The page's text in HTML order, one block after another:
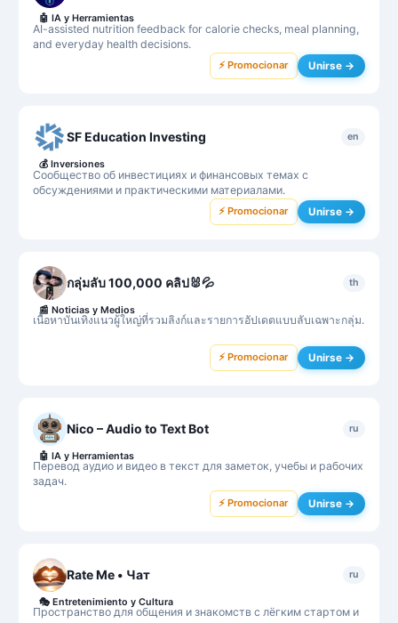
AI-assisted nutrition feedback for calorie checks, meal planning,
and everyday health decisions.
🤖 IA y Herramientas
⚡ Promocionar Unirse →
SF Education Investing en
Сообщество об инвестициях и финансовых темах с
обсуждениями и практическими материалами.
💰 Inversiones
⚡ Promocionar Unirse →
กลุ่มลับ 100,000 คลิป🐰💦 th
เนื้อหาบันเทิงแนวผู้ใหญ่ที่รวมลิงก์และรายการอัปเดตแบบลับเฉพาะกลุ่ม.
📰 Noticias y Medios
⚡ Promocionar Unirse →
Nico – Audio to Text Bot ru
Перевод аудио и видео в текст для заметок, учебы и рабочих
задач.
🤖 IA y Herramientas
⚡ Promocionar Unirse →
Rate Me • Чат ru
Пространство для общения и знакомств с лёгким стартом и
🎭 Entretenimiento y Cultura